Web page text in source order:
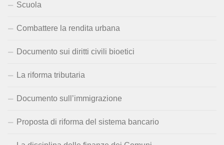
Scuola
Combattere la rendita urbana
Documento sui diritti civili bioetici
La riforma tributaria
Documento sull’immigrazione
Proposta di riforma del sistema bancario